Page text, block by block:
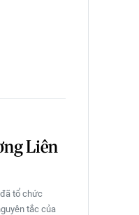
Liên
tổ chức
tắc của